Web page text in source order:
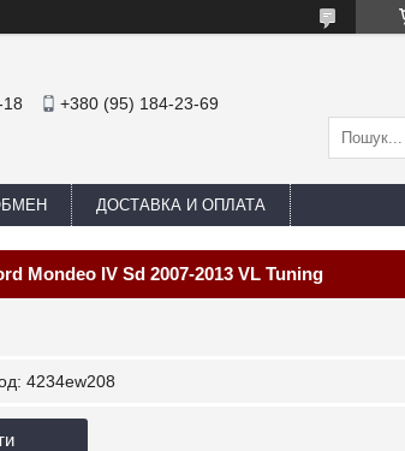
+380 (95) 184-23-69
ДОСТАВКА И ОПЛАТА
Mondeo IV Sd 2007-2013 VL Tuning
4234ew208